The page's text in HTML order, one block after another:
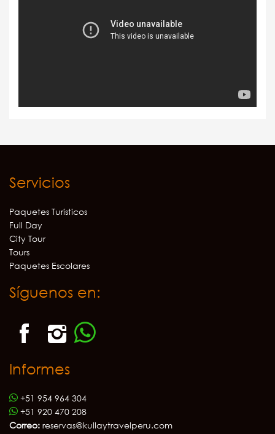
Servicios
Paquetes Turísticos
Full Day
City Tour
Tours
Paquetes Escolares
Síguenos en:
Informes
+51 954 964 304
+51 920 470 208
Correo: reservas@kullaytravelperu.com